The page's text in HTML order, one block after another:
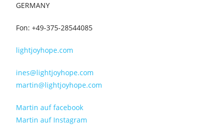
GERMANY
Fon: +49-375-28544085
lightjoyhope.com
ines@lightjoyhope.com
martin@lightjoyhope.com
Martin auf facebook
Martin auf Instagram